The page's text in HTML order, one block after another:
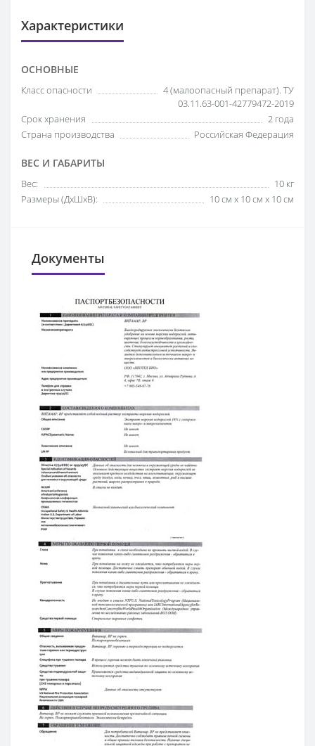
Характеристики
ОСНОВНЫЕ
Класс опасности
4 (малоопасный препарат). ТУ
03.11.63-001-42779472-2019
Срок хранения
2 года
Страна производства
Российская Федерация
ВЕС И ГАБАРИТЫ
Вес:
10 кг
Размеры (ДхШхВ):
10 см x 10 см x 10 см
Документы